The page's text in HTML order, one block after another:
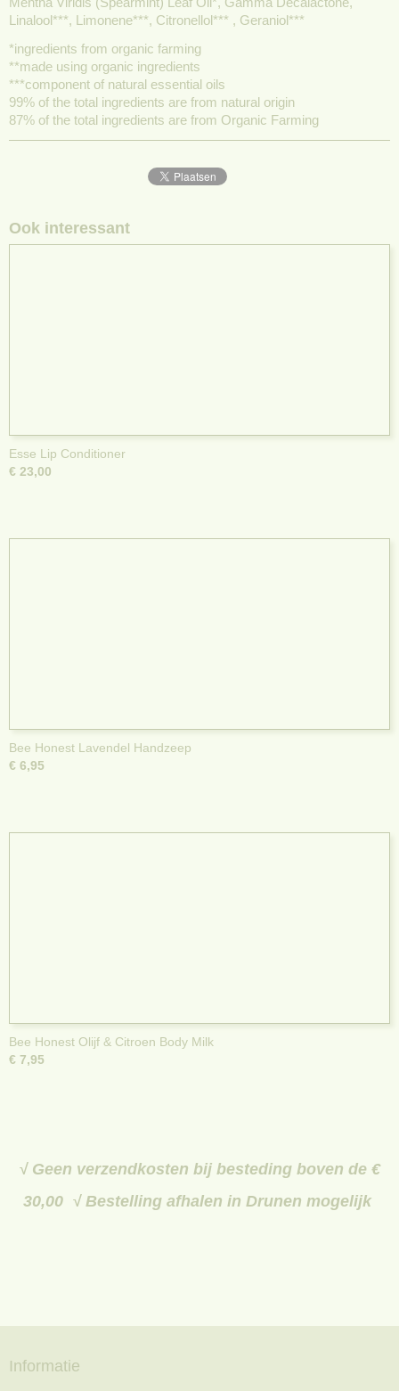
Linalool***, Limonene***, Citronellol*** , Geraniol***
*ingredients from organic farming
**made using organic ingredients
***component of natural essential oils
99% of the total ingredients are from natural origin
87% of the total ingredients are from Organic Farming
Ook interessant
Esse Lip Conditioner
€ 23,00
Bee Honest Lavendel Handzeep
€ 6,95
Bee Honest Olijf & Citroen Body Milk
€ 7,95
√ Geen verzendkosten bij besteding boven de €
30,00 √ Bestelling afhalen in Drunen mogelijk
Informatie